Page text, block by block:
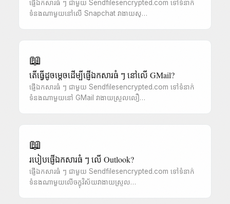
ផ្ញើឯកសារធំ ៗ ជាមួយ Sendfilesencrypted.com ទៅទំនាក់
ទំនងណាមួយនៅលើ Snapchat វាងាយស្…
📖
តើធ្វើដូចម្តេចដើម្បីផ្ញើឯកសារធំ ៗ នៅលើ GMail?
ផ្ញើឯកសារធំ ៗ ជាមួយ Sendfilesencrypted.com ទៅទំនាក់
ទំនងណាមួយនៅ GMail វាងាយស្រួលលឿ…
📖
របៀបផ្ញើឯកសារធំ ៗ លើ Outlook?
ផ្ញើឯកសារធំ ៗ ជាមួយ Sendfilesencrypted.com ទៅទំនាក់
ទំនងណាមួយលើចក្ខុវិស័យវាងាយស្រួល…